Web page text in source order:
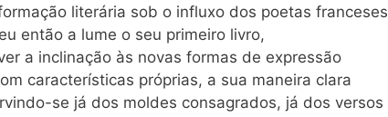
literária sob o influxo dos poetas franceses
então a lume o seu primeiro livro,
a inclinação às novas formas de expressão
características próprias, a sua maneira clara
se já dos moldes consagrados, já dos versos